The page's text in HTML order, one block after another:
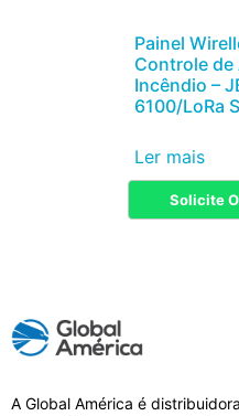
Painel
Controle de
Incêndio –
6100/LoRa
Solicite
Ler mais
A Global América é